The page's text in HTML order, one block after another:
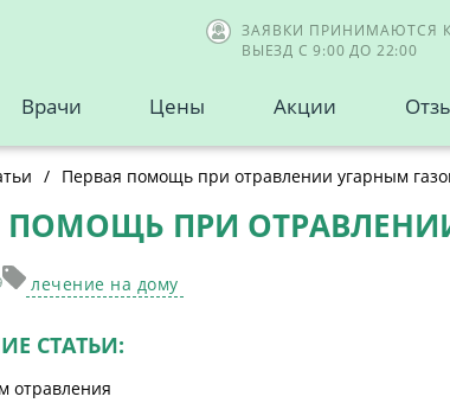
ЗАЯВКИ ПРИНИМАЮТСЯ
ВЫЕЗД С 9:00 ДО 22:00
Врачи Цены Акции
/ Первая помощь при отравлении угарным
ПОМОЩЬ ПРИ
лечение на дому
СТАТЬИ:
отравления